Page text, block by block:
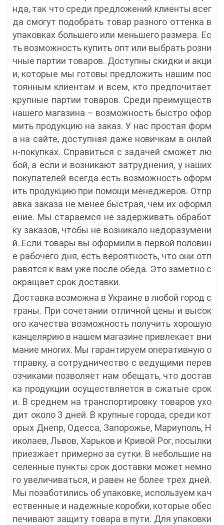
нда, так что среди предложений клиенты всег
да смогут подобрать товар разного оттенка в
упаковках большего или меньшего размера. Ес
ть возможность купить опт или выбрать розни
чные партии товаров. Доступны скидки и акци
и, которые мы готовы предложить нашим пос
тоянным клиентам и всем, кто предпочитает
крупные партии товаров. Среди преимуществ
нашего магазина – возможность быстро офор
мить продукцию на заказ. У нас простая форм
а на сайте, доступная даже новичкам в онлай
н-покупках. Справиться с задачей сможет лю
бой, а если и возникают затруднения, у наших
покупателей всегда есть возможность оформ
ить продукцию при помощи менеджеров. Отпр
авка заказа не менее быстрая, чем их оформл
ение. Мы стараемся не задерживать обработ
ку заказов, чтобы не возникало недоразумени
й. Если товары вы оформили в первой половин
е рабочего дня, есть вероятность, что они отп
равятся к вам уже после обеда. Это заметно с
окращает срок доставки.
Доставка возможна в Украине в любой город с
траны. При сочетании отличной цены и высок
ого качества возможность получить хорошую
канцелярию в нашем магазине привлекает вни
мание многих. Мы гарантируем оперативную о
тправку, а сотрудничество с ведущими перев
озчиками позволяет нам обещать, что достав
ка продукции осуществляется в сжатые срок
и. В среднем на транспортировку товаров ухо
дит около 3 дней. В крупные города, среди кот
орых Днепр, Одесса, Запорожье, Мариуполь, Н
иколаев, Львов, Харьков и Кривой Рог, посылки
приезжает примерно за сутки. В небольшие на
селенные пункты срок доставки может немно
го увеличиваться, и равен не более трех дней.
Мы позаботились об упаковке, используем кач
ественные и надежные коробки, которые обес
печивают защиту товара в пути. Для упаковки